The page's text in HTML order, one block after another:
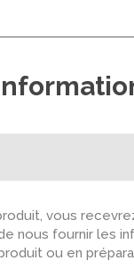
vous
nous fournir les
ou en